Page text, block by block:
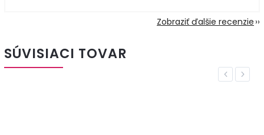
Zobraziť ďalšie recenzie
SÚVISIACI TOVAR
Previous
Next